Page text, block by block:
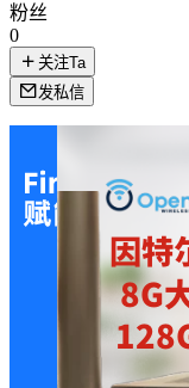
粉丝
0
关注Ta
发私信